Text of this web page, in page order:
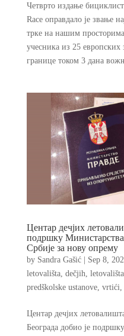
Четврто издање
Race оправдало је звање
трке на нашим
учесника из 25 европских
границе током 3 дана
Центар дечјих
подршку
Србије за нову опрему
by Sandra Gašić| Sep 8,
letovališta, dečjih, letovališta
predškolske ustanove, vrtići,
Центар дечјих
Београда добио је